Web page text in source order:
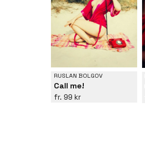
RUSLAN BOLGOV
Call me!
99 kr